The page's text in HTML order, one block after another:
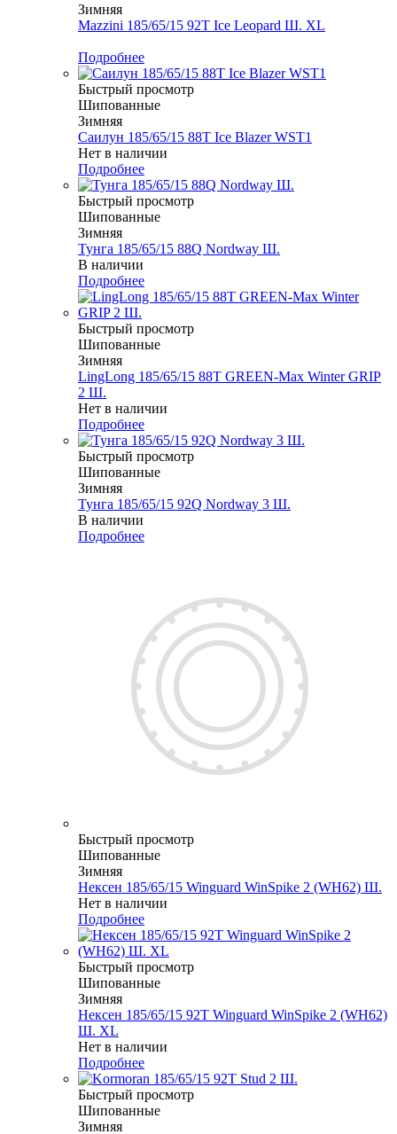
Зимняя
Mazzini 185/65/15 92T Ice Leopard Ш. XL
Подробнее
Быстрый просмотр
Шипованные
Зимняя
Саилун 185/65/15 88T Ice Blazer WST1
Нет в наличии
Подробнее
Быстрый просмотр
Шипованные
Зимняя
Тунга 185/65/15 88Q Nordway Ш.
В наличии
Подробнее
Быстрый просмотр
Шипованные
Зимняя
LingLong 185/65/15 88T GREEN-Max Winter GRIP
2 Ш.
Нет в наличии
Подробнее
Быстрый просмотр
Шипованные
Зимняя
Тунга 185/65/15 92Q Nordway 3 Ш.
В наличии
Подробнее
Быстрый просмотр
Шипованные
Зимняя
Нексен 185/65/15 Winguard WinSpike 2 (WH62) Ш.
Нет в наличии
Подробнее
Быстрый просмотр
Шипованные
Зимняя
Нексен 185/65/15 92T Winguard WinSpike 2 (WH62)
Ш. XL
Нет в наличии
Подробнее
Быстрый просмотр
Шипованные
Зимняя